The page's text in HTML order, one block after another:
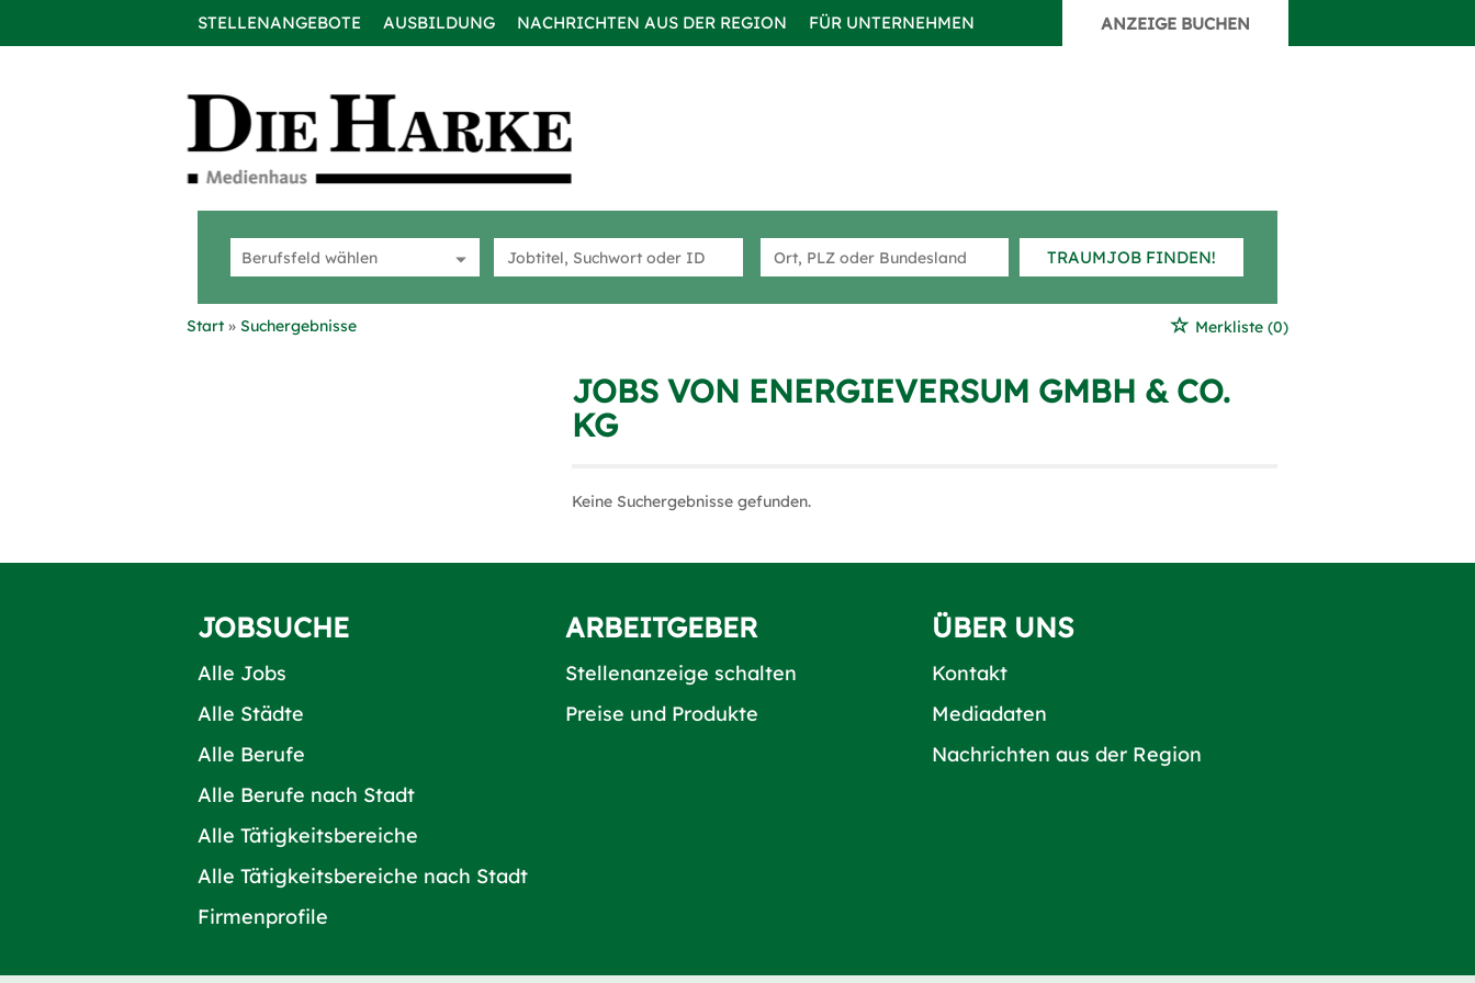
STELLENANGEBOTE AUSBILDUNG NACHRICHTEN AUS DER REGION FÜR UNTERNEHMEN ANZEIGE BUCHEN
TRAUMJOB FINDEN!
Start Suchergebnisse Merkliste (0)
JOBS VON ENERGIEVERSUM GMBH & CO.
KG
Keine Suchergebnisse gefunden.
JOBSUCHE
Alle Jobs
Alle Städte
Alle Berufe
Alle Berufe nach Stadt
Alle Tätigkeitsbereiche
Alle Tätigkeitsbereiche nach Stadt
Firmenprofile
ARBEITGEBER
Stellenanzeige schalten
Preise und Produkte
ÜBER UNS
Kontakt
Mediadaten
Nachrichten aus der Region